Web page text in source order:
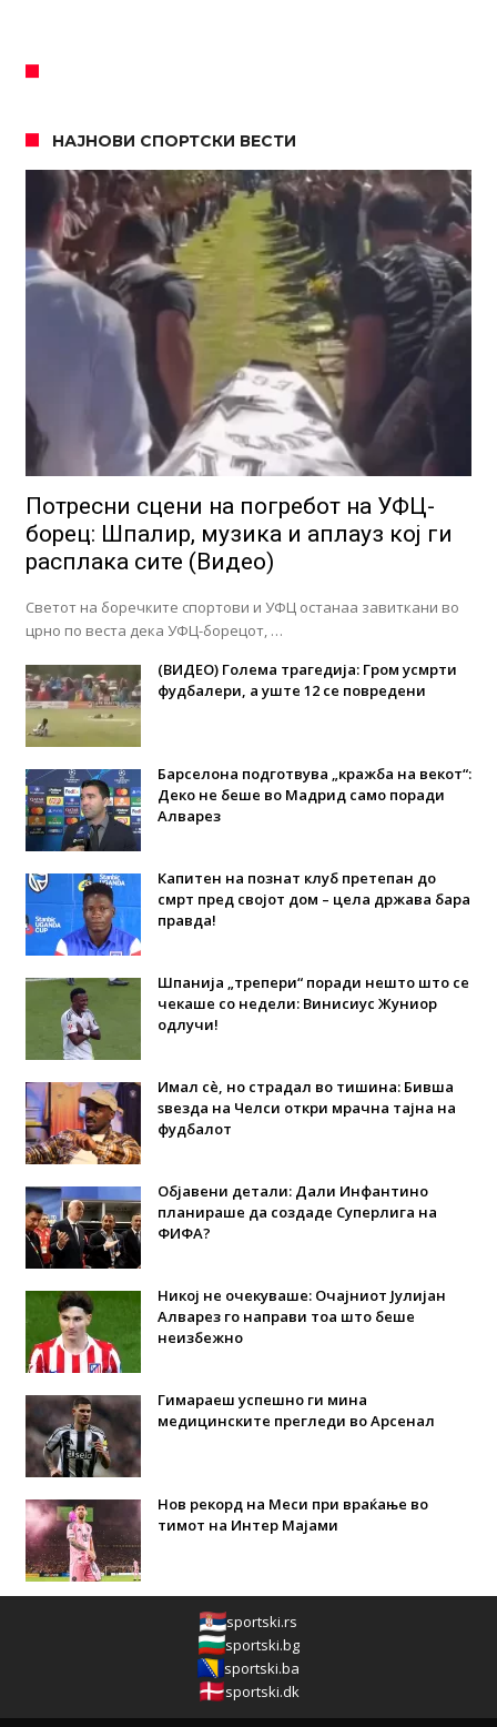
НАЈНОВИ СПОРТСКИ ВЕСТИ
Потресни сцени на погребот на УФЦ-
борец: Шпалир, музика и аплауз кој ги
расплака сите (Видео)
Светот на боречките спортови и УФЦ останаа завиткани во
црно по веста дека УФЦ-борецот, …
(ВИДЕО) Голема трагедија: Гром усмрти
фудбалери, а уште 12 се повредени
Барселона подготвува „кражба на векот“:
Деко не беше во Мадрид само поради
Алварез
Капитен на познат клуб претепан до
смрт пред својот дом – цела држава бара
правда!
Шпанија „трепери“ поради нешто што се
чекаше со недели: Винисиус Жуниор
одлучи!
Имал сè, но страдал во тишина: Бивша
ѕвезда на Челси откри мрачна тајна на
фудбалот
Објавени детали: Дали Инфантино
планираше да создаде Суперлига на
ФИФА?
Никој не очекуваше: Очајниот Јулијан
Алварез го направи тоа што беше
неизбежно
Гимараеш успешно ги мина
медицинските прегледи во Арсенал
Нов рекорд на Меси при враќање во
тимот на Интер Мајами
sportski.rs
sportski.bg
sportski.ba
sportski.dk